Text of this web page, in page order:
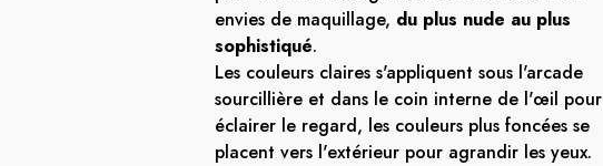
envies de maquillage, du plus nude au plus
sophistiqué.
Les couleurs claires s'appliquent sous l'arcade
sourcillière et dans le coin interne de l'œil pour
éclairer le regard, les couleurs plus foncées se
placent vers l'extérieur pour agrandir les yeux.